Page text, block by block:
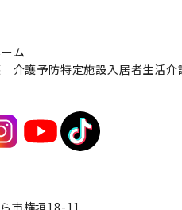
ム
介護予防特定施設入居者生活介
市横垣18-11